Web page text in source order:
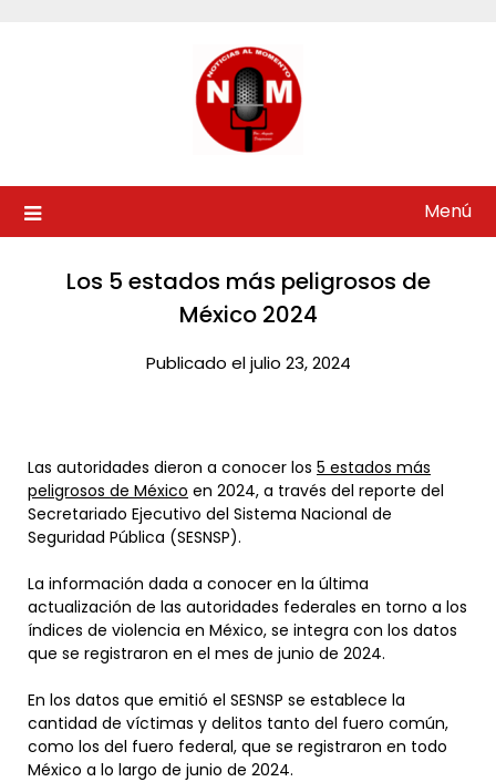
Menú
Los 5 estados más peligrosos de
México 2024​
Publicado el julio 23, 2024
Las autoridades dieron a conocer los 5 estados más
peligrosos de México en 2024, a través del reporte del
Secretariado Ejecutivo del Sistema Nacional de
Seguridad Pública (SESNSP).
La información dada a conocer en la última
actualización de las autoridades federales en torno a los
índices de violencia en México, se integra con los datos
que se registraron en el mes de junio de 2024.
En los datos que emitió el SESNSP se establece la
cantidad de víctimas y delitos tanto del fuero común,
como los del fuero federal, que se registraron en todo
México a lo largo de junio de 2024.